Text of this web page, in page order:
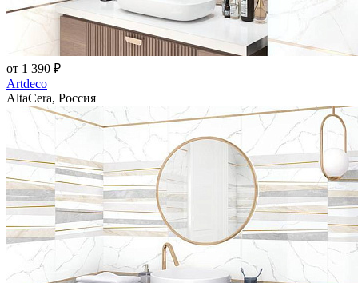
от 1 390 ₽
Artdeco
AltaCera, Россия